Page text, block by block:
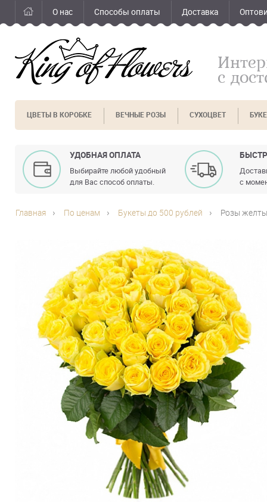
О нас Способы оплаты Доставка
с
ЦВЕТЫ В КОРОБКЕ ВЕЧНЫЕ РОЗЫ СУХОЦВЕТ
УДОБНАЯ ОПЛАТА
Выбирайте любой удобный
для Вас способ оплаты.
с
Главная По ценам Букеты до 500 рублей Розы